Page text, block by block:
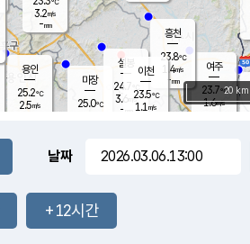
-mm
용인
25.2℃
2.5m/s
여주
23.7℃
1.6m/s
3.2m/s
-mm
장호원
흥천
23.8℃
1.4m/s
-mm
마장
25.0℃
설봉
24.7
3.6 m/s
- mm
이천
23.5℃
1.1 m/s
20 km
날짜
+12시간